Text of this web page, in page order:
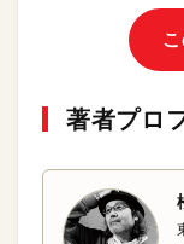
著者プロ